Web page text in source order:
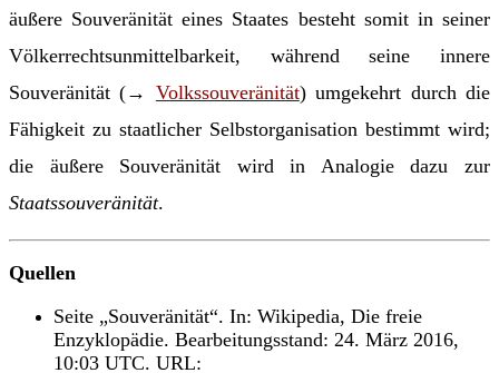
äußere Souveränität eines Staates besteht somit in seiner
Völkerrechtsunmittelbarkeit, während seine innere
Souveränität (→ Volkssouveränität) umgekehrt durch die
Fähigkeit zu staatlicher Selbstorganisation bestimmt wird;
die äußere Souveränität wird in Analogie dazu zur
Staatssouveränität.
Quellen
Seite „Souveränität“. In: Wikipedia, Die freie
Enzyklopädie. Bearbeitungsstand: 24. März 2016,
10:03 UTC. URL: